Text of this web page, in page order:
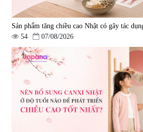
Sản phẩm tăng chiều cao Nhật có gây tác
54
07/08/2026